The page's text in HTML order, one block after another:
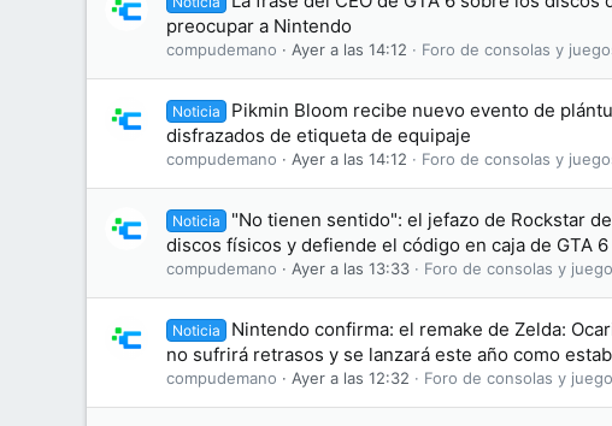
preocupar a Nintendo
compudemano Ayer a las 14:12 Foro de consolas y
Noticia
Pikmin Bloom recibe nuevo evento de
disfrazados de etiqueta de equipaje
compudemano Ayer a las 14:12 Foro de consolas y
Noticia
"No tienen sentido": el jefazo de Rockstar
discos físicos y defiende el código en caja de GTA 6
compudemano Ayer a las 13:33 Foro de consolas y
Noticia
Nintendo confirma: el remake de Zelda:
no sufrirá retrasos y se lanzará este año como
compudemano Ayer a las 12:32 Foro de consolas y